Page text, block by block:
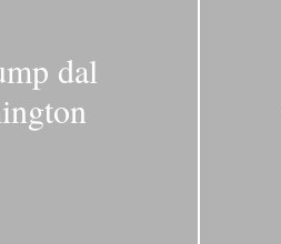
dal